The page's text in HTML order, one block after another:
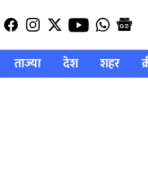
ताज्या देश शहर